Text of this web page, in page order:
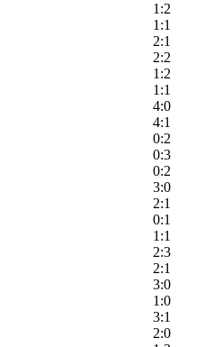
1:2
1:1
2:1
2:2
1:2
1:1
4:0
4:1
0:2
0:3
0:2
3:0
2:1
0:1
1:1
2:3
2:1
3:0
1:0
3:1
2:0